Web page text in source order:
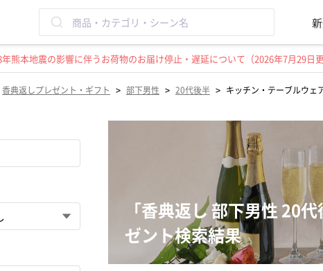
年熊本地震の影響に伴うお荷物のお届け停止・遅延について（2026年7月29日更
香典返しプレゼント・ギフト > 部下男性 > 20代後半 > キッチン・テーブルウェ
「香典返し 部下男性 20
ゼント検索結果